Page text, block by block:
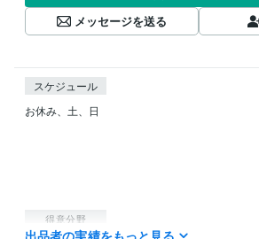
メッセージを送る
スケジュール
お休み、土、日
得意分野